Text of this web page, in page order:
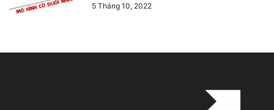
5 Tháng 10, 2022